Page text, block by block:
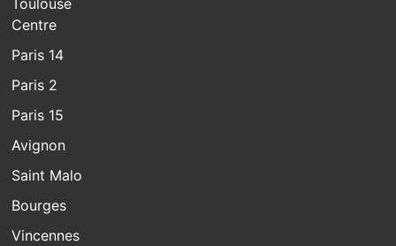
Toulouse
Centre
Paris 14
Paris 2
Paris 15
Avignon
Saint Malo
Bourges
Vincennes